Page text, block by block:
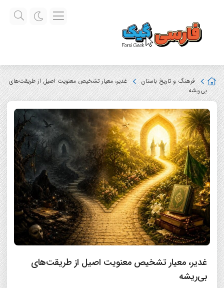
فرهنگ و تاریخ باستان
غدیر، معیار تشخیص معنویت اصیل از طریقت‌های
بی‌ریشه
غدیر، معیار تشخیص معنویت اصیل از طریقت‌های
بی‌ریشه